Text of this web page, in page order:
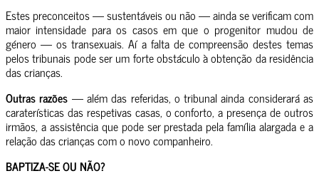
Estes preconceitos — sustentáveis ou não — ainda se verificam com
maior intensidade para os casos em que o progenitor mudou de
género — os transexuais. Aí a falta de compreensão destes temas
pelos tribunais pode ser um forte obstáculo à obtenção da residência
das crianças.
Outras razões — além das referidas, o tribunal ainda considerará as
caraterísticas das respetivas casas, o conforto, a presença de outros
irmãos, a assistência que pode ser prestada pela família alargada e a
relação das crianças com o novo companheiro.
BAPTIZA-SE OU NÃO?